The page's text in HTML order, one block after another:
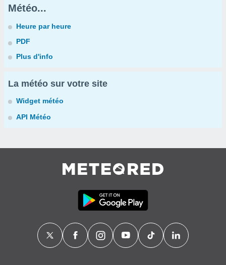
Météo...
Heure par heure
PDF
Plus d'info
La météo sur votre site
Widget météo
API Météo